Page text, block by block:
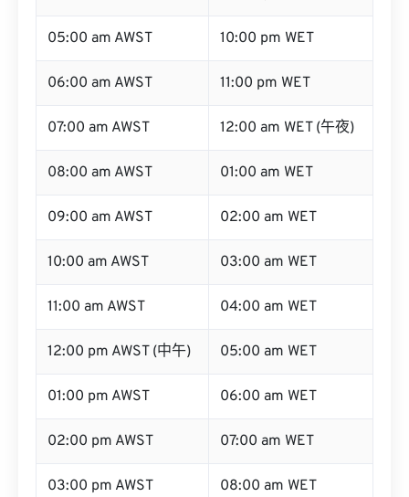
05:00 am AWST 10:00 pm WET
06:00 am AWST 11:00 pm WET
07:00 am AWST 12:00 am WET (午夜)
08:00 am AWST 01:00 am WET
09:00 am AWST 02:00 am WET
10:00 am AWST 03:00 am WET
11:00 am AWST 04:00 am WET
12:00 pm AWST (中午) 05:00 am WET
01:00 pm AWST 06:00 am WET
02:00 pm AWST 07:00 am WET
03:00 pm AWST 08:00 am WET